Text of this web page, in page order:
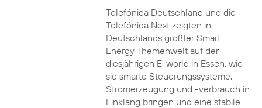
Telefónica Deutschland und die
Telefónica Next zeigten in
Deutschlands größter Smart
Energy Themenwelt auf der
diesjährigen E-world in Essen, wie
sie smarte Steuerungssysteme,
Stromerzeugung und -verbrauch in
Einklang bringen und eine stabile